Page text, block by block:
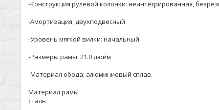
-Конструкция рулевой колонки: неинтегрированная,
-Амортизация: двухподвесный
-Уровень мягкой вилки: начальный
-Размеры рамы: 21.0 дюйм
-Материал обода: алюминиевый сплав.
Материал рамы
сталь